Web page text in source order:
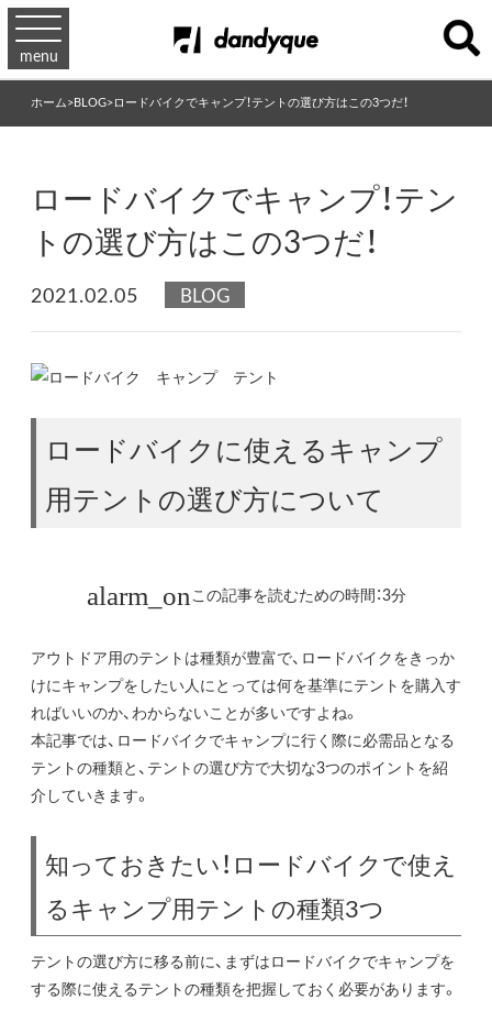
menu
ホーム>BLOG>ロードバイクでキャンプ！テントの選び方はこの3つだ！
ロードバイクでキャンプ！テン
トの選び方はこの3つだ！
2021.02.05 BLOG
ロードバイクに使えるキャンプ
用テントの選び方について
この記事を読むための時間：3分
アウトドア用のテントは種類が豊富で、ロードバイクをきっか
けにキャンプをしたい人にとっては何を基準にテントを購入す
ればいいのか、わからないことが多いですよね。
本記事では、ロードバイクでキャンプに行く際に必需品となる
テントの種類と、テントの選び方で大切な3つのポイントを紹
介していきます。
知っておきたい！ロードバイクで使え
るキャンプ用テントの種類3つ
テントの選び方に移る前に、まずはロードバイクでキャンプを
する際に使えるテントの種類を把握しておく必要があります。